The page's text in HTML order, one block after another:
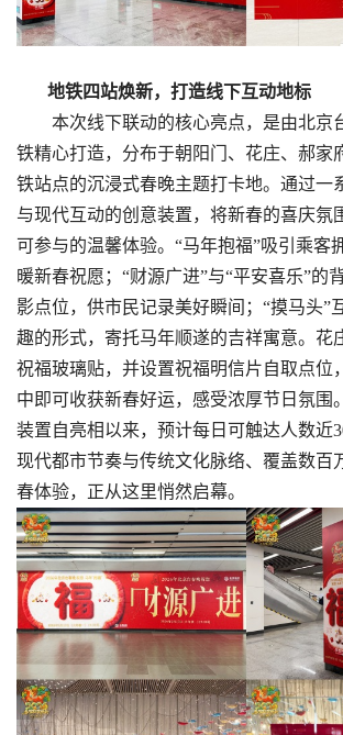
地铁四站焕新，打造线下互动地标
本次线下联动的核心亮点，是由北京
铁精心打造，分布于朝阳门、花庄、郝家
铁站点的沉浸式春晚主题打卡地。通过一
与现代互动的创意装置，将新春的喜庆氛
可参与的温馨体验。“马年抱福”吸引乘客
暖新春祝愿；“财源广进”与“平安喜乐”的
影点位，供市民记录美好瞬间；“摸马头”
趣的形式，寄托马年顺遂的吉祥寓意。花
祝福玻璃贴，并设置祝福明信片自取点位
中即可收获新春好运，感受浓厚节日氛围
装置自亮相以来，预计每日可触达人数近
现代都市节奏与传统文化脉络、覆盖数百
春体验，正从这里悄然启幕。